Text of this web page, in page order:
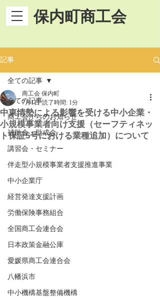
保内町商工会
記事
全ての記事
商工会からのお知らせ
補助金・助成金
講習会・セミナー
伴走型小規模事業者支援推進事業
中小企業庁
経営発達支援計画
労働保険事務組合
全国商工会連合会
日本政策金融公庫
愛媛県商工会連合会
八幡浜市
中小機構基盤整備機構
全ての記事
中東情勢による影響を受ける中小企業・
小規模事業者向け支援（セーフティネッ
ト保証5号における業種追加）について
商工会 保内町
7月1日 読了時間: 1分